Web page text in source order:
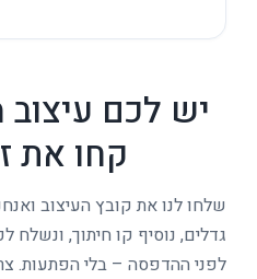
יש לכם עיצוב
קחו את
שלחו לנו את קובץ העיצוב
גדלים, נוסיף קו חיתוך, ונשלח
לפני ההדפסה – בלי הפתעות.